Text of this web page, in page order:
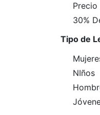
Precio
30%
Tipo de
NIños